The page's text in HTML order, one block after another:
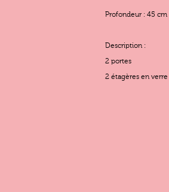
Profondeur : 45 cm
Description :
2 portes
2 étagères en verre